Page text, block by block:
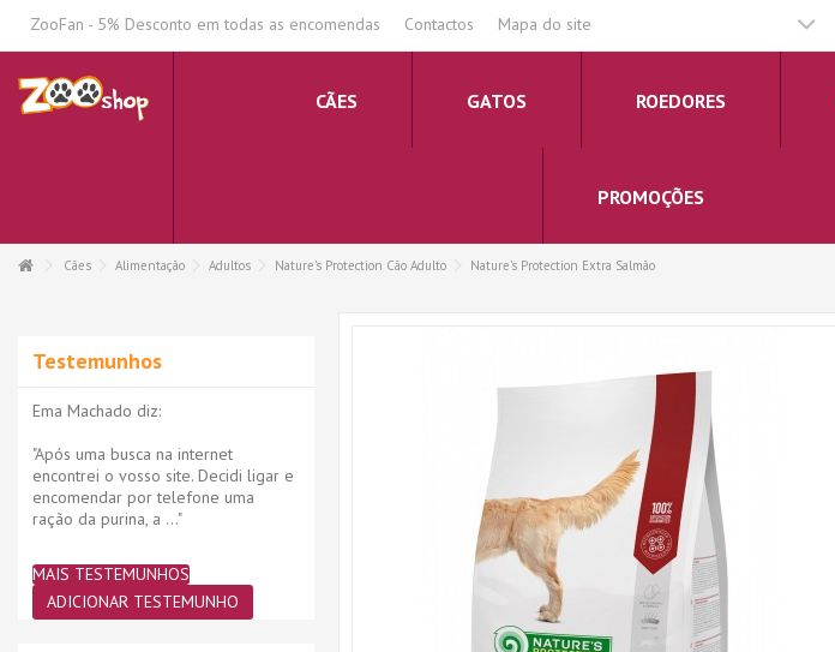
ZooFan - 5% Desconto em todas as encomendas Contactos Mapa do site
CÃES GATOS ROEDORES
PROMOÇÕES
Cães Alimentação Adultos Nature's Protection Cão Adulto Nature's Protection Extra Salmão
Testemunhos
Ema Machado diz:
"Após uma busca na internet
encontrei o vosso site. Decidi ligar e
encomendar por telefone uma
ração da purina, a ..."
MAIS TESTEMUNHOS
ADICIONAR TESTEMUNHO